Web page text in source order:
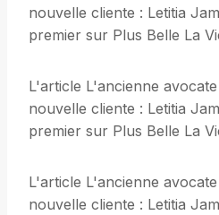
nouvelle cliente : Letitia
premier sur Plus Belle La
L'article L'ancienne
nouvelle cliente : Letitia
premier sur Plus Belle La
L'article L'ancienne
nouvelle cliente : Letitia